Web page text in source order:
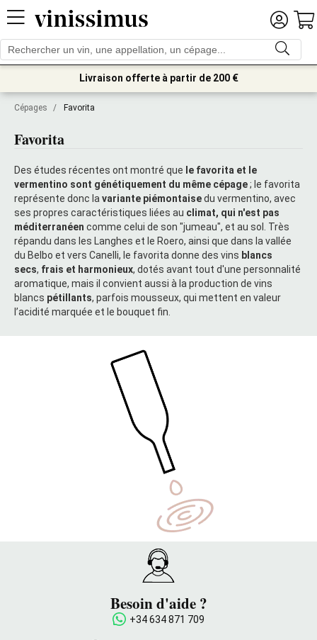
Livraison offerte à partir de 200 €
Cépages / Favorita
Favorita
Des études récentes ont montré que le favorita et le
vermentino sont génétiquement du même cépage; le favorita
représente donc la variante piémontaisedu vermentino, avec
ses propres caractéristiques liées au climat, qui n'est pas
méditerranéen comme celui de son "jumeau", et au sol. Très
répandu dans les Langhes et le Roero, ainsi que dans la vallée
du Belbo et vers Canelli, le favorita donne des vins blancs
secs, frais et harmonieux, dotés avant tout d'une personnalité
aromatique, mais il convient aussi à la production de vins
blancs pétillants, parfois mousseux, qui mettent en valeur
l’acidité marquée et le bouquet fin.
Besoin d'aide ?
+34 634 871 709